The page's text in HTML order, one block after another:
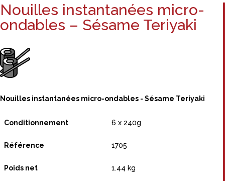
Nouilles instantanées micro-
ondables – Sésame Teriyaki
Nouilles instantanées micro-ondables - Sésame Teriyaki
Conditionnement 6 x 240g
Référence 1705
Poids net 1.44 kg